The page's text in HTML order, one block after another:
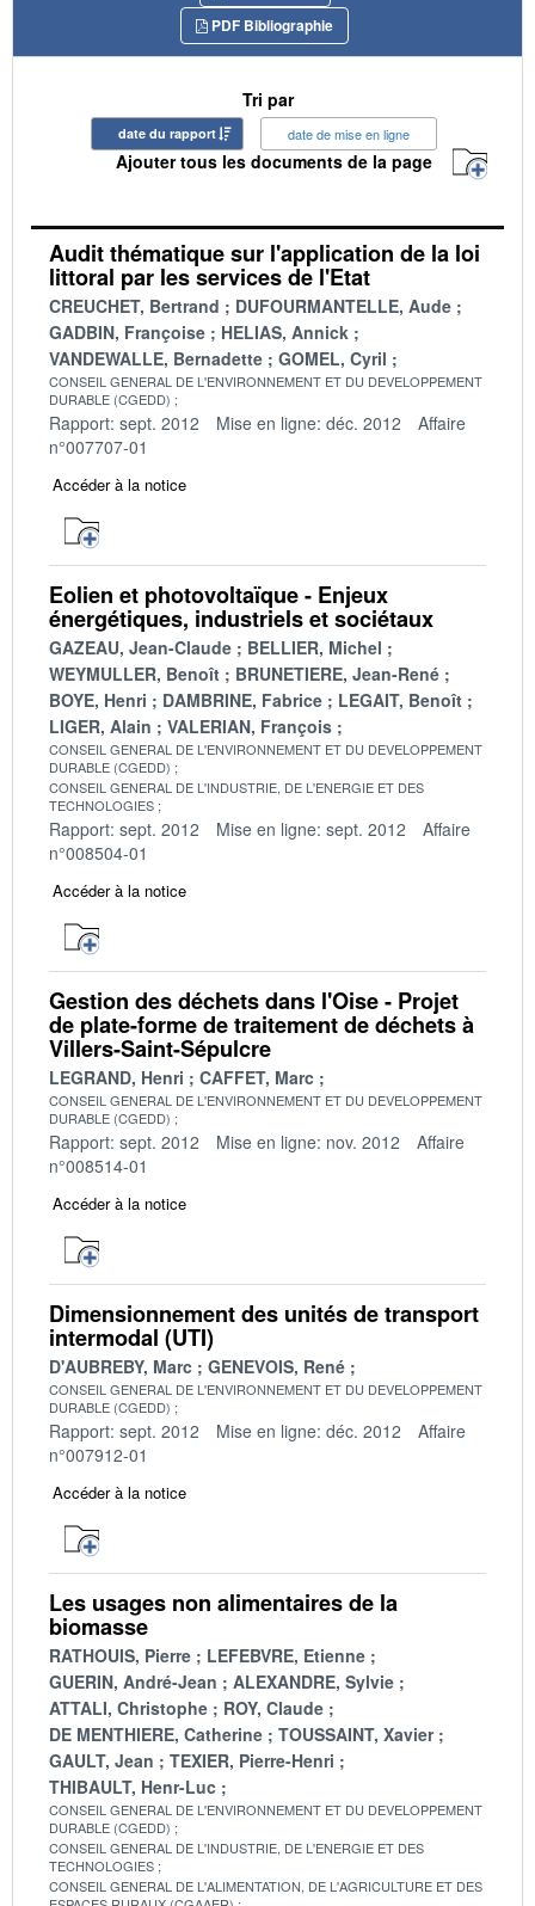
PDF Bibliographie
Tri par
date du rapport date de mise en ligne
Ajouter tous les documents de la page
Audit thématique sur l'application de la loi
littoral par les services de l'Etat
CREUCHET, Bertrand
DUFOURMANTELLE, Aude
GADBIN, Françoise
HELIAS, Annick
VANDEWALLE, Bernadette
GOMEL, Cyril
CONSEIL GENERAL DE L'ENVIRONNEMENT ET DU DEVELOPPEMENT
DURABLE (CGEDD)
Rapport: sept. 2012 Mise en ligne: déc. 2012
Affaire
n°007707-01
Accéder à la notice
Eolien et photovoltaïque - Enjeux
énergétiques, industriels et sociétaux
GAZEAU, Jean-Claude
BELLIER, Michel
WEYMULLER, Benoît
BRUNETIERE, Jean-René
BOYE, Henri
DAMBRINE, Fabrice
LEGAIT, Benoît
LIGER, Alain
VALERIAN, François
CONSEIL GENERAL DE L'ENVIRONNEMENT ET DU DEVELOPPEMENT
DURABLE (CGEDD)
CONSEIL GENERAL DE L'INDUSTRIE, DE L'ENERGIE ET DES
TECHNOLOGIES
Rapport: sept. 2012 Mise en ligne: sept. 2012
Affaire
n°008504-01
Accéder à la notice
Gestion des déchets dans l'Oise - Projet
de plate-forme de traitement de déchets à
Villers-Saint-Sépulcre
LEGRAND, Henri CAFFET, Marc
CONSEIL GENERAL DE L'ENVIRONNEMENT ET DU DEVELOPPEMENT
DURABLE (CGEDD)
Rapport: sept. 2012 Mise en ligne: nov. 2012
Affaire
n°008514-01
Accéder à la notice
Dimensionnement des unités de transport
intermodal (UTI)
D'AUBREBY, Marc GENEVOIS, René
CONSEIL GENERAL DE L'ENVIRONNEMENT ET DU DEVELOPPEMENT
DURABLE (CGEDD)
Rapport: sept. 2012 Mise en ligne: déc. 2012
Affaire
n°007912-01
Accéder à la notice
Les usages non alimentaires de la
biomasse
RATHOUIS, Pierre
LEFEBVRE, Etienne
GUERIN, André-Jean
ALEXANDRE, Sylvie
ATTALI, Christophe
ROY, Claude
DE MENTHIERE, Catherine
TOUSSAINT, Xavier
GAULT, Jean
TEXIER, Pierre-Henri
THIBAULT, Henr-Luc
CONSEIL GENERAL DE L'ENVIRONNEMENT ET DU DEVELOPPEMENT
DURABLE (CGEDD)
CONSEIL GENERAL DE L'INDUSTRIE, DE L'ENERGIE ET DES
TECHNOLOGIES
CONSEIL GENERAL DE L'ALIMENTATION, DE L'AGRICULTURE ET DES